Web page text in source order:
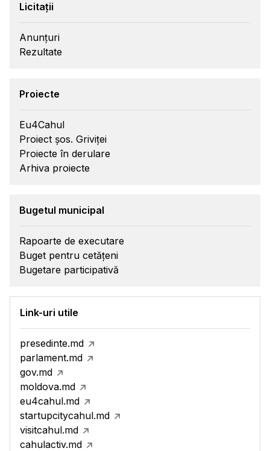
Licitații
Anunțuri
Rezultate
Proiecte
Eu4Cahul
Proiect șos. Griviței
Proiecte în derulare
Arhiva proiecte
Bugetul municipal
Rapoarte de executare
Buget pentru cetățeni
Bugetare participativă
Link-uri utile
presedinte.md
parlament.md
gov.md
moldova.md
eu4cahul.md
startupcitycahul.md
visitcahul.md
cahulactiv.md